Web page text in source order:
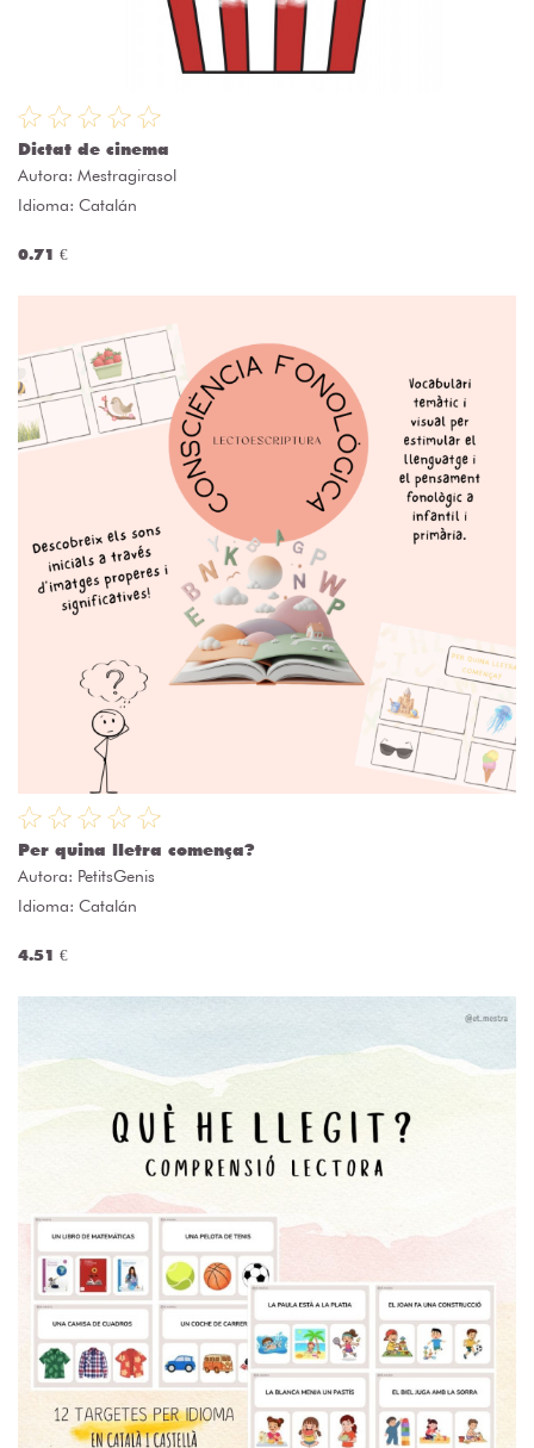
Dictat de cinema
Autora: Mestragirasol
Idioma: Catalán
0.71 €
Per quina lletra comença?
Autora: PetitsGenis
Idioma: Catalán
4.51 €